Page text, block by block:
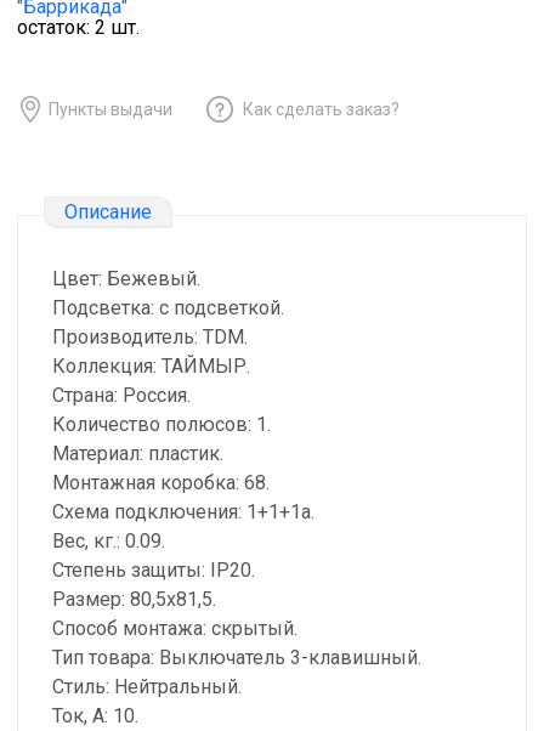
"Баррикада"
остаток: 2 шт.
Пункты выдачи Как сделать заказ?
Описание
Цвет: Бежевый.
Подсветка: с подсветкой.
Производитель: TDM.
Коллекция: ТАЙМЫР.
Страна: Россия.
Количество полюсов: 1.
Материал: пластик.
Монтажная коробка: 68.
Схема подключения: 1+1+1a.
Вес, кг.: 0.09.
Степень защиты: IP20.
Размер: 80,5x81,5.
Способ монтажа: скрытый.
Тип товара: Выключатель 3-клавишный.
Стиль: Нейтральный.
Ток, А: 10.